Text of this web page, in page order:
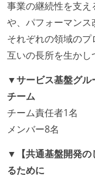
事業の継続性を支
や、パフォーマンス
それぞれの領域の
互いの長所を生かし
▼サービス基盤グル
チーム
チーム責任者1名
メンバー8名
▼【共通基盤開発の
るために